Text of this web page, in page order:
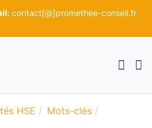
contact[@]promethee-conseil.fr
HSE
Mots-clés